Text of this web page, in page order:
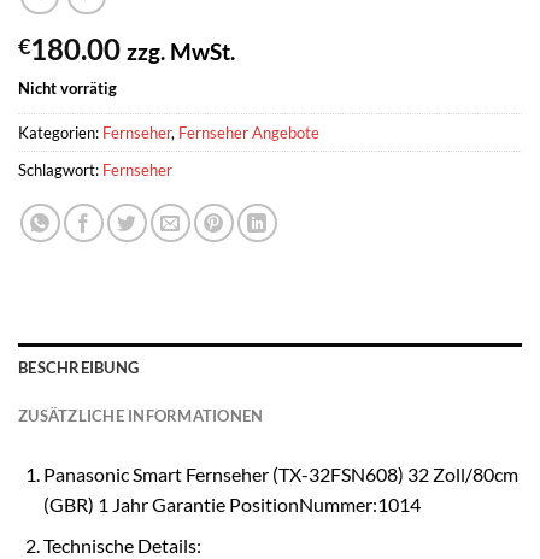
€180.00 zzg. MwSt.
Nicht vorrätig
Kategorien: Fernseher, Fernseher Angebote
Schlagwort: Fernseher
BESCHREIBUNG
ZUSÄTZLICHE INFORMATIONEN
Panasonic Smart Fernseher (TX-32FSN608) 32 Zoll/80cm
(GBR) 1 Jahr Garantie PositionNummer:1014
Technische Details: